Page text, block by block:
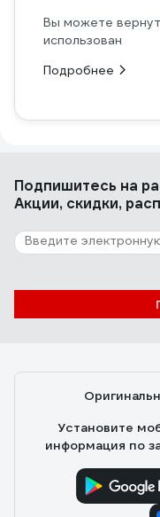
Вы можете
использован
Подробнее
Подпишитесь на
Акции, скидки,
Установите
информация по